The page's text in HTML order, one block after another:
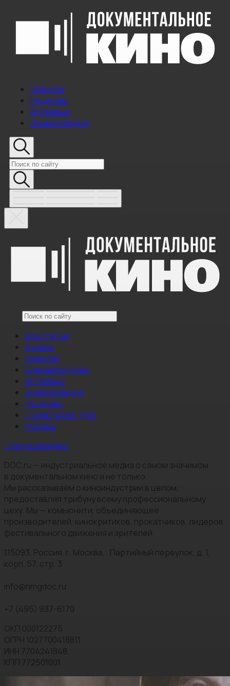
Новости
Рецензии
Интервью
Энциклопедия
Все статьи
Анонсы
Новости
Снимается кино
Интервью
Энциклопедия
Рецензии
Проекты НМГ ДОК
Обзоры
Предложи идею
DOC.ru — индустриальное медиа о самом значимом
в документальном кино и не только.
Мы рассказываем о киноиндустрии в целом,
предоставляя трибуну всему профессиональному
цеху. Мы — комьюнити, объединяющее
производителей, кинокритиков, прокатчиков, лидеров
фестивального движения и зрителей.
115093, Россия, г. Москва, Партийный переулок, д. 1,
корп. 57, стр. 3
info@nmgdoc.ru
+7 (495) 937-6170
ИНН 7704241848